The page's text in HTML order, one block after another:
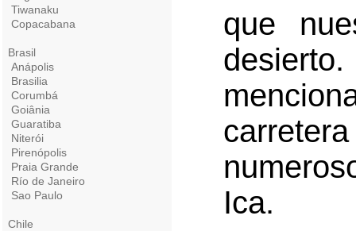
Tiwanaku
Copacabana
Brasil
Anápolis
Brasilia
Corumbá
Goiânia
Guaratiba
Niterói
Pirenópolis
Praia Grande
Río de Janeiro
Sao Paulo
Chile
que
Ica.